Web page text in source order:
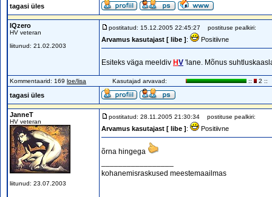
tagasi üles
IQzero
HV veteran
liitunud: 21.02.2003
postitatud: 15.12.2005 22:45:27 postituse pealkiri:
Arvamus kasutajast [ libe ]: Positiivne
Esiteks väga meeldiv HV 'lane. Mõnus
Kommentaarid: 169 loe/lisa Kasutajad arvavad: :: 2 ::
tagasi üles
JanneT
HV veteran
liitunud: 23.07.2003
postitatud: 28.11.2005 21:30:34 postituse pealkiri:
Arvamus kasutajast [ libe ]: Positiivne
õrna hingega
kohanemisraskused meestemaailmas